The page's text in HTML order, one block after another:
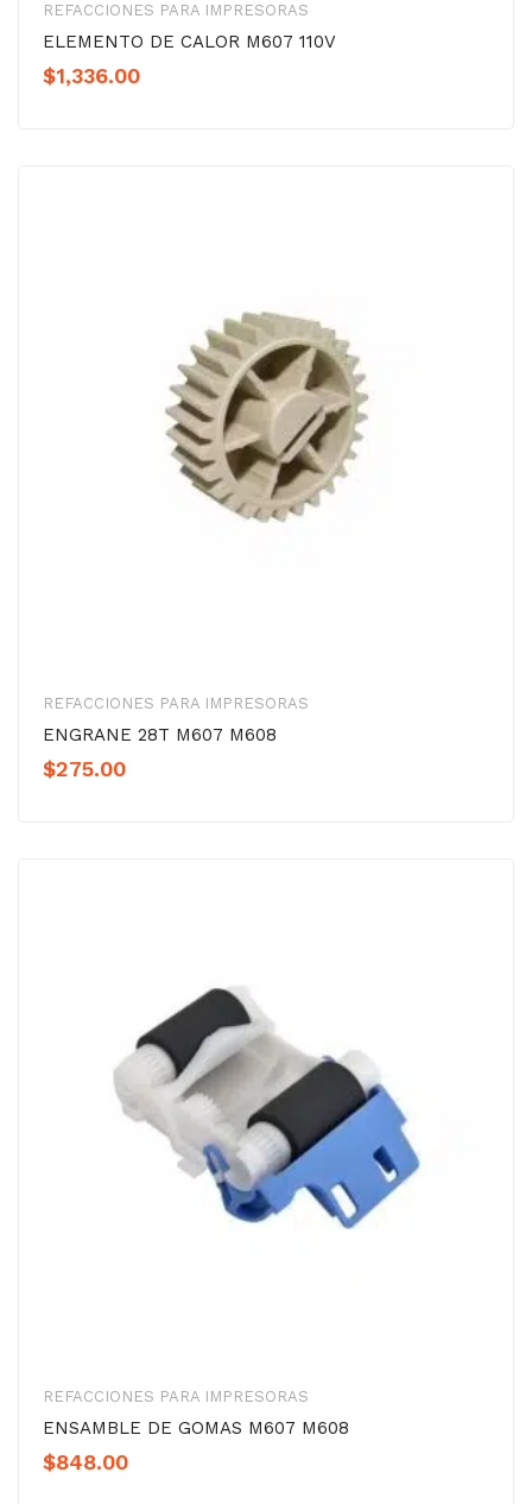
REFACCIONES PARA IMPRESORAS
ELEMENTO DE CALOR M607 110V
$1,336.00
REFACCIONES PARA IMPRESORAS
ENGRANE 28T M607 M608
$275.00
REFACCIONES PARA IMPRESORAS
ENSAMBLE DE GOMAS M607 M608
$848.00